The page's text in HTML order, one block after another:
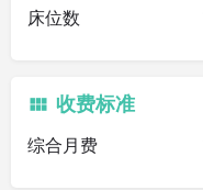
床位数
收费标准
综合月费